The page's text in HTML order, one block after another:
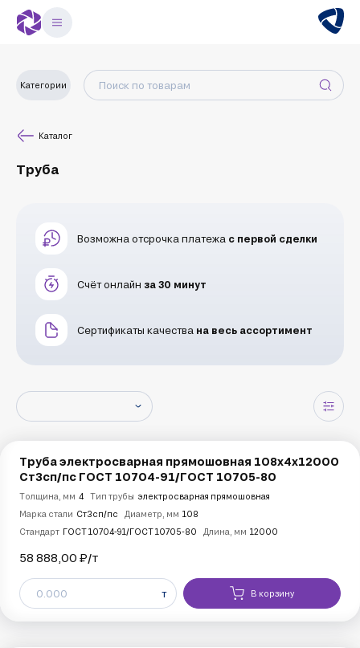
Категории
Каталог
Труба
Возможна отсрочка платежа с первой сделки
Счёт онлайн за 30 минут
Сертификаты качества на весь ассортимент
Труба электросварная прямошовная 108х4х12000
Ст3сп/пс ГОСТ 10704-91/ГОСТ 10705-80
Толщина, мм 4 Тип трубы электросварная прямошовная
Марка стали Ст3сп/пс Диаметр, мм 108
Стандарт ГОСТ 10704-91/ГОСТ 10705-80 Длина, мм 12000
58 888,00 ₽/т
т В корзину